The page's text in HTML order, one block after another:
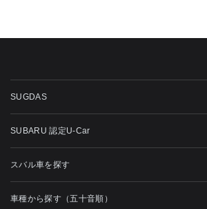
SUGDAS
SUBARU 認定U-Car
スバル車を探す
車種から探す（五十音順）